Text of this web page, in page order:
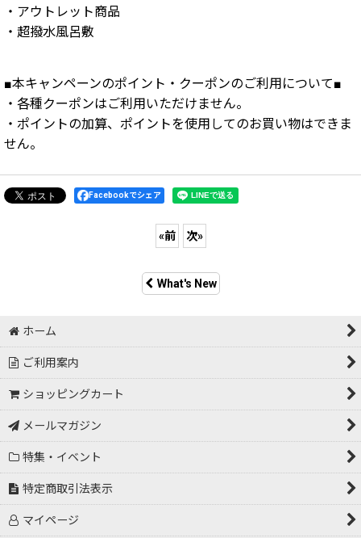
・アウトレット商品
・超撥水風呂敷
■本キャンペーンのポイント・クーポンのご利用について■
・各種クーポンはご利用いただけません。
・ポイントの加算、ポイントを使用してのお買い物はできま
せん。
Facebookでシェア
«前 次»
What's New
ホーム
ご利用案内
ショッピングカート
メールマガジン
特集・イベント
特定商取引法表示
マイページ